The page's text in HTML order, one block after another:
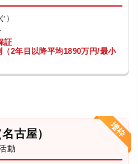
）
証
（2年目以降平均1890万円/最小
古屋）
動